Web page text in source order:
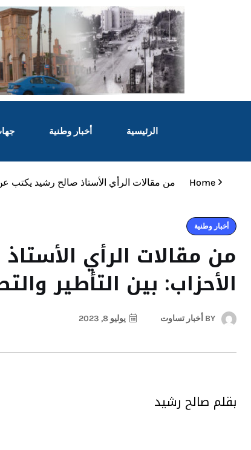
الرئيسية أخبار وطنية
Home من مقالات الرأي الأستاذ صالح رشيد يكتب
أخبار وطنية
من مقالات الرأي
الأحزاب: بين التأطير
BY أخبار تساوت يوليو 8, 2023
بقلم صالح رشيد